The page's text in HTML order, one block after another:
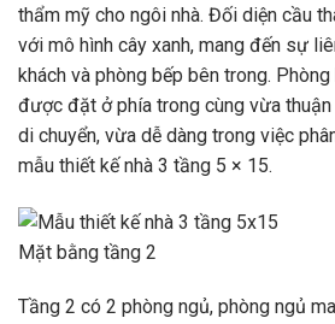
thẩm mỹ cho ngôi nhà. Đối diện cầu
với mô hình cây xanh, mang đến sự
khách và phòng bếp bên trong.
được đặt ở phía trong cùng vừa
di chuyển, vừa dễ dàng trong việc
mẫu thiết kế nhà 3 tầng 5 × 15.
Mặt bằng tầng 2
Tầng 2 có 2 phòng ngủ, phòng ngủ